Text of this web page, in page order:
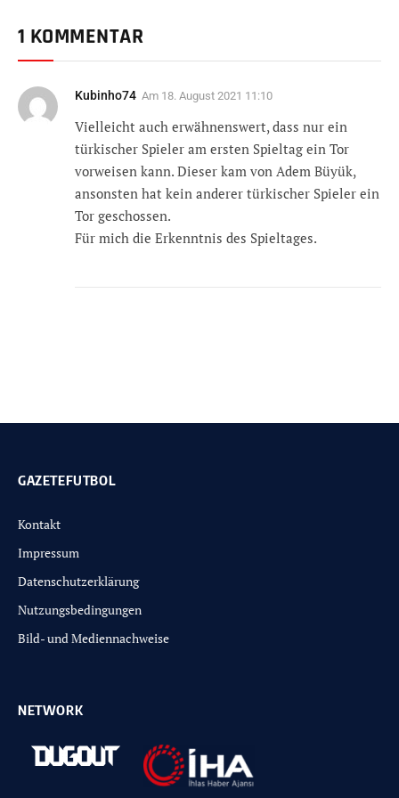
1 KOMMENTAR
Kubinho74 Am 18. August 2021 11:10
Vielleicht auch erwähnenswert, dass nur ein
türkischer Spieler am ersten Spieltag ein Tor
vorweisen kann. Dieser kam von Adem Büyük,
ansonsten hat kein anderer türkischer Spieler ein
Tor geschossen.
Für mich die Erkenntnis des Spieltages.
GAZETEFUTBOL
Kontakt
Impressum
Datenschutzerklärung
Nutzungsbedingungen
Bild- und Mediennachweise
NETWORK